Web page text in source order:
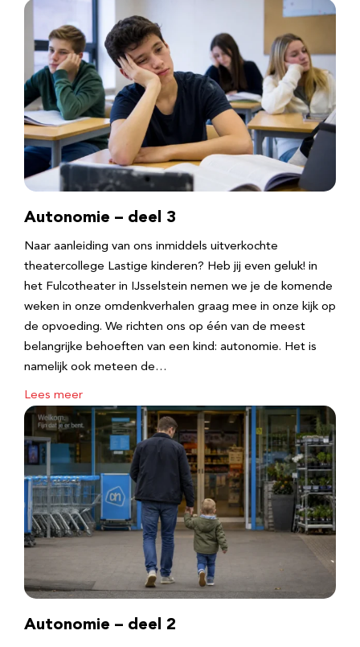
Autonomie – deel 3
Naar aanleiding van ons inmiddels uitverkochte
theatercollege Lastige kinderen? Heb jij even geluk! in
het Fulcotheater in IJsselstein nemen we je de komende
weken in onze omdenkverhalen graag mee in onze kijk op
de opvoeding. We richten ons op één van de meest
belangrijke behoeften van een kind: autonomie. Het is
namelijk ook meteen de…
Lees meer
Autonomie – deel 2